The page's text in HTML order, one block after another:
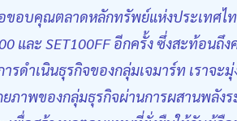
อบคุณตลาดหลักทรัพย์แห่งประเทศไท
และ SET100FF อีกครั้ง ซึ่งสะท้อน
รดำเนินธุรกิจของกลุ่มเจมาร์ท เราจะ
ภาพของกลุ่มธุรกิจผ่านการผสานพลังร